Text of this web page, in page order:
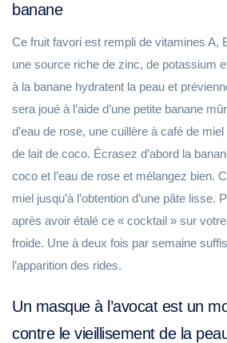
banane
Ce fruit favori est rempli de vitamines A,
une source riche de zinc, de potassium
à la banane hydratent la peau et
sera joué à l’aide d’une petite banane
d’eau de rose, une cuillère à café de
de lait de coco. Écrasez d’abord la
coco et l’eau de rose et mélangez bien.
miel jusqu’à l’obtention d’une pâte lisse.
après avoir étalé ce « cocktail » sur
froide. Une à deux fois par semaine
l’apparition des rides.
Un masque à l’avocat est un
contre le vieillisement de la